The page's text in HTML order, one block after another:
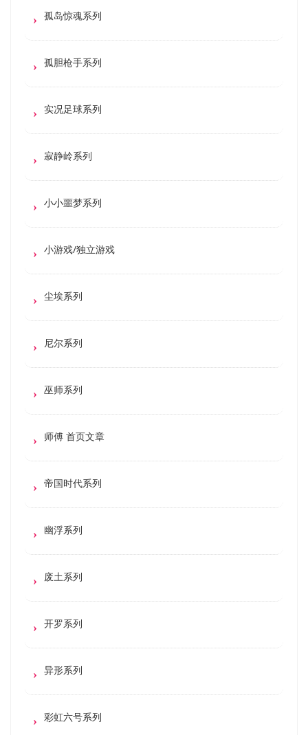
孤岛惊魂系列
孤胆枪手系列
实况足球系列
寂静岭系列
小小噩梦系列
小游戏/独立游戏
尘埃系列
尼尔系列
巫师系列
师傅 首页文章
帝国时代系列
幽浮系列
废土系列
开罗系列
异形系列
彩虹六号系列